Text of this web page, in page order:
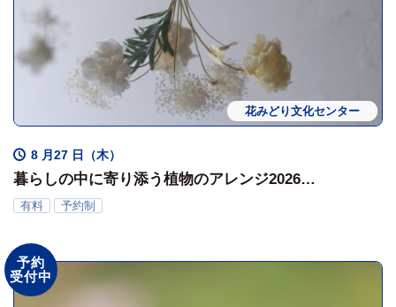
ワークショップ
花みどり文化センター
8 月27 日（木）
暮らしの中に寄り添う植物のアレンジ2026
ちょうちょとポンポンオーナメント
有料 予約制
予約
受付中